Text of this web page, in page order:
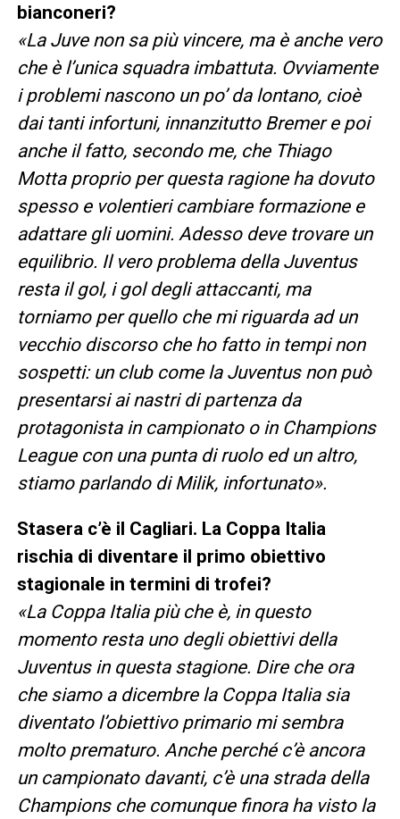
bianconeri?
«La Juve non sa più vincere, ma è anche vero
che è l’unica squadra imbattuta. Ovviamente
i problemi nascono un po’ da lontano, cioè
dai tanti infortuni, innanzitutto Bremer e poi
anche il fatto, secondo me, che Thiago
Motta proprio per questa ragione ha dovuto
spesso e volentieri cambiare formazione e
adattare gli uomini. Adesso deve trovare un
equilibrio. Il vero problema della Juventus
resta il gol, i gol degli attaccanti, ma
torniamo per quello che mi riguarda ad un
vecchio discorso che ho fatto in tempi non
sospetti: un club come la Juventus non può
presentarsi ai nastri di partenza da
protagonista in campionato o in Champions
League con una punta di ruolo ed un altro,
stiamo parlando di Milik, infortunato».
Stasera c’è il Cagliari. La Coppa Italia
rischia di diventare il primo obiettivo
stagionale in termini di trofei?
«La Coppa Italia più che è, in questo
momento resta uno degli obiettivi della
Juventus in questa stagione. Dire che ora
che siamo a dicembre la Coppa Italia sia
diventato l’obiettivo primario mi sembra
molto prematuro. Anche perché c’è ancora
un campionato davanti, c’è una strada della
Champions che comunque finora ha visto la